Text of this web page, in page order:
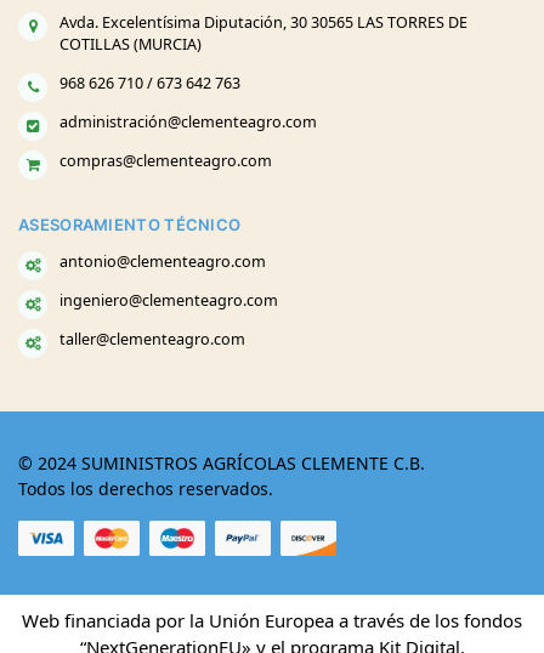
Avda. Excelentísima Diputación, 30 30565 LAS TORRES DE
COTILLAS (MURCIA)
968 626 710 / 673 642 763
administración@clementeagro.com
compras@clementeagro.com
ASESORAMIENTO TÉCNICO
antonio@clementeagro.com
ingeniero@clementeagro.com
taller@clementeagro.com
© 2024 SUMINISTROS AGRÍCOLAS CLEMENTE C.B.
Todos los derechos reservados.
Web financiada por la Unión Europea a través de los fondos
“NextGenerationEU» y el programa Kit Digital.